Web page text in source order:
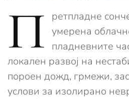
П ретпладне
умерена
пладневните
локален развој на
пороен дожд, грмежи,
услови за изолирано